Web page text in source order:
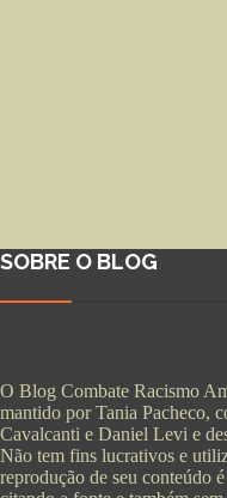
SOBRE O BLOG
O Blog Combate Racismo
mantido por Tania Pacheco,
Cavalcanti e Daniel Levi e
Não tem fins lucrativos e
reprodução de seu conteúdo